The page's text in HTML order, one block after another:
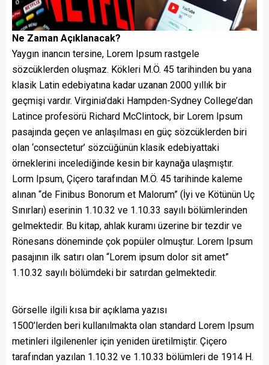
Ne Zaman Açıklanacak?
Yaygın inancın tersine, Lorem Ipsum rastgele
sözcüklerden oluşmaz. Kökleri M.Ö. 45 tarihinden bu yana
klasik Latin edebiyatına kadar uzanan 2000 yıllık bir
geçmişi vardır. Virginia’daki Hampden-Sydney College’dan
Latince profesörü Richard McClintock, bir Lorem Ipsum
pasajında geçen ve anlaşılması en güç sözcüklerden biri
olan ‘consectetur’ sözcüğünün klasik edebiyattaki
örneklerini incelediğinde kesin bir kaynağa ulaşmıştır.
Lorm Ipsum, Çiçero tarafından M.Ö. 45 tarihinde kaleme
alınan “de Finibus Bonorum et Malorum” (İyi ve Kötünün Uç
Sınırları) eserinin 1.10.32 ve 1.10.33 sayılı bölümlerinden
gelmektedir. Bu kitap, ahlak kuramı üzerine bir tezdir ve
Rönesans döneminde çok popüler olmuştur. Lorem Ipsum
pasajının ilk satırı olan “Lorem ipsum dolor sit amet”
1.10.32 sayılı bölümdeki bir satırdan gelmektedir.
Görselle ilgili kısa bir açıklama yazısı
1500’lerden beri kullanılmakta olan standard Lorem Ipsum
metinleri ilgilenenler için yeniden üretilmiştir. Çiçero
tarafından yazılan 1.10.32 ve 1.10.33 bölümleri de 1914 H.